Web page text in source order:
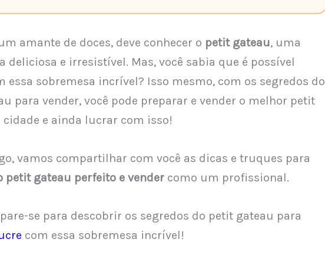
amante de doces, deve conhecer o petit gateau, uma
deliciosa e irresistível. Mas, você sabia que é possível
essa sobremesa incrível? Isso mesmo, com os segredos do
para vender, você pode preparar e vender o melhor petit
cidade e ainda lucrar com isso!
vamos compartilhar com você as dicas e truques para
petit gateau perfeito e vender como um profissional.
se para descobrir os segredos do petit gateau para
com essa sobremesa incrível!